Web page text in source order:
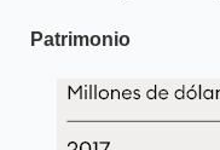
Patrimonio